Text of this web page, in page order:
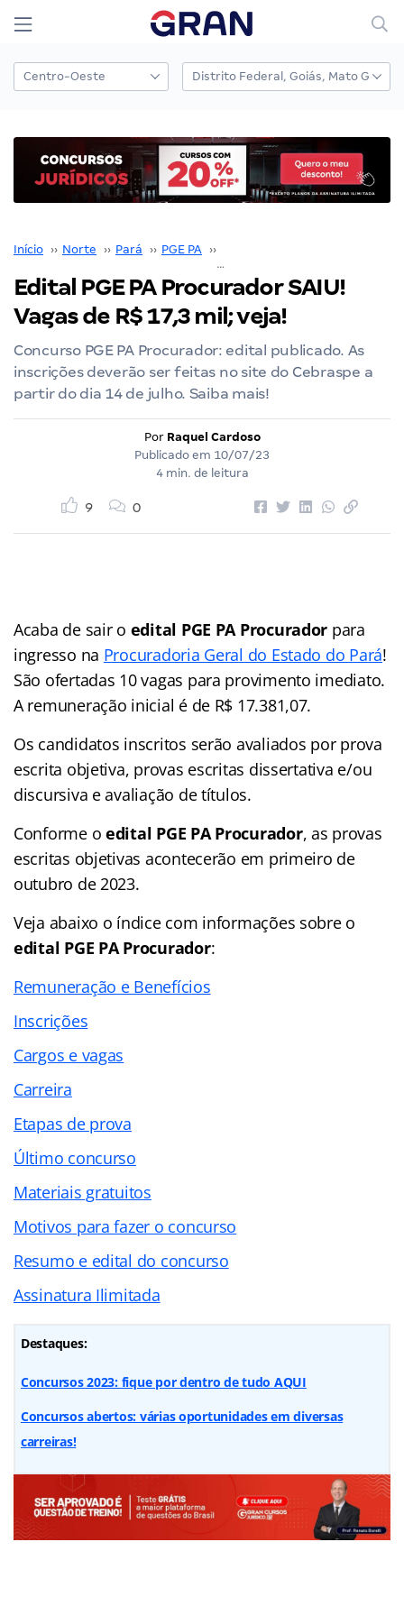
Início ›› Norte ›› Pará ›› PGE PA ››
Edital PGE PA Procurador SAIU!
Vagas de R$ 17,3 mil; veja!
Concurso PGE PA Procurador: edital publicado. As
inscrições deverão ser feitas no site do Cebraspe a
partir do dia 14 de julho. Saiba mais!
Por Raquel Cardoso
Publicado em 10/07/23
4 min. de leitura
9 0
Acaba de sair o edital PGE PA Procurador para
ingresso na Procuradoria Geral do Estado do Pará!
São ofertadas 10 vagas para provimento imediato.
A remuneração inicial é de R$ 17.381,07.
Os candidatos inscritos serão avaliados por prova
escrita objetiva, provas escritas dissertativa e/ou
discursiva e avaliação de títulos.
Conforme oedital PGE PA Procurador, as provas
escritas objetivas acontecerão em primeiro de
outubro de 2023.
Veja abaixo o índicecom informações sobre o
edital PGE PA Procurador:
Remuneração e Benefícios
Inscrições
Cargos e vagas
Carreira
Etapas de prova
Último concurso
Materiais gratuitos
Motivos para fazer o concurso
Resumo e edital do concurso
Assinatura Ilimitada
Destaques:
Concursos 2023: fique por dentro de tudo AQUI
Concursos abertos: várias oportunidades em diversas
carreiras!